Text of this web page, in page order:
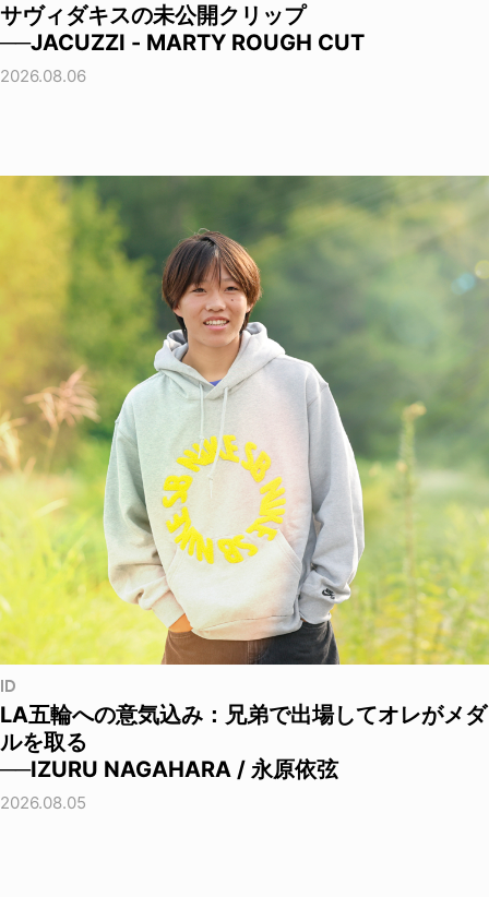
サヴィダキスの未公開クリップ
──JACUZZI - MARTY ROUGH CUT
2026.08.06
ID
LA五輪への意気込み：兄弟で出場してオレがメダ
ルを取る
──IZURU NAGAHARA / 永原依弦
2026.08.05